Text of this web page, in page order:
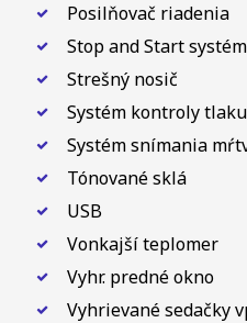
Posilňovač riadenia
Stop and Start systém
Strešný nosič
Systém kontroly
Systém snímania
Tónované sklá
USB
Vonkajší teplomer
Vyhr. predné okno
Vyhrievané sedačky